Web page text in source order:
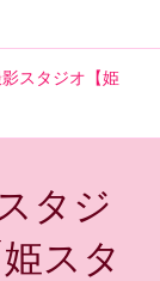
スタジオ【姫
タジ
スタ